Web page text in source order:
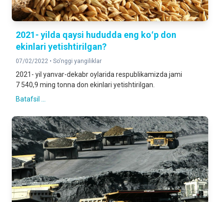
2021- yilda qaysi hududda eng koʻp don
ekinlari yetishtirilgan?
07/02/2022 • So'nggi yangiliklar
2021- yil yanvar-dekabr oylarida respublikamizda jami
7 540,9 ming tonna don ekinlari yetishtirilgan.
Batafsil ...